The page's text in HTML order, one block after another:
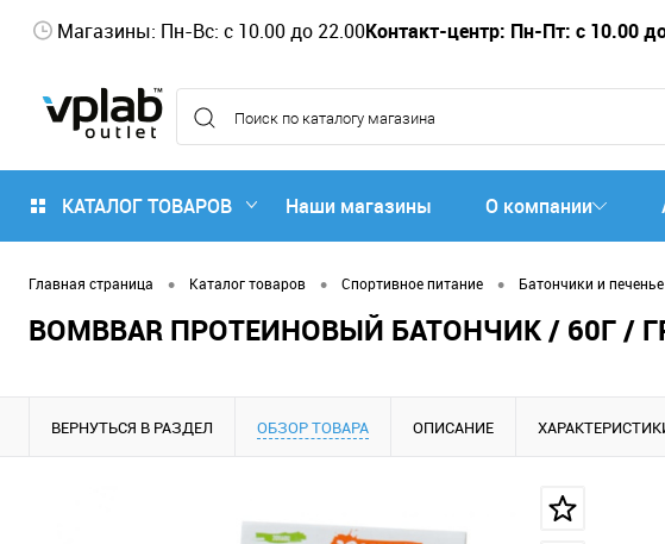
Магазины: Пн-Вс: с 10.00 до 22.00Контакт-центр: Пн-Пт: с 10.00
КАТАЛОГ ТОВАРОВ Наши магазины О компании
Главная страница • Каталог товаров • Спортивное питание • Батончики и печенье
BOMBBAR ПРОТЕИНОВЫЙ БАТОНЧИК / 60Г /
ВЕРНУТЬСЯ В РАЗДЕЛ ОБЗОР ТОВАРА ОПИСАНИЕ